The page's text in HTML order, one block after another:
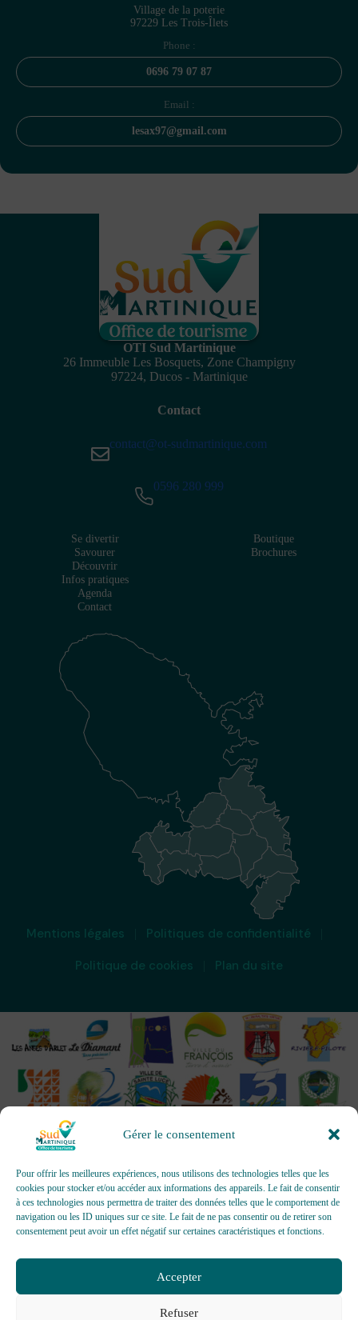
Gérer le consentement
Pour offrir les meilleures expériences, nous utilisons des technologies telles que les
cookies pour stocker et/ou accéder aux informations des appareils. Le fait de consentir
à ces technologies nous permettra de traiter des données telles que le comportement de
navigation ou les ID uniques sur ce site. Le fait de ne pas consentir ou de retirer son
consentement peut avoir un effet négatif sur certaines caractéristiques et fonctions.
Accepter
Refuser
Village de la poterie
97229 Les Trois-Îlets
Phone :
0696 79 07 87
Email :
lesax97@gmail.com
OTI Sud Martinique
26 Immeuble Les Bosquets, Zone Champigny
97224, Ducos - Martinique
Contact
contact@ot-sudmartinique.com
0596 280 999
Se divertir
Savourer
Découvrir
Infos pratiques
Agenda
Contact
Boutique
Brochures
Mentions légales
Politiques de confidentialité
Politique de cookies
Plan du site
OFFICES DE TOURISME - Pour les activités d’accueil,
d’information, de promotion/communication, de création et gestion
d’événements